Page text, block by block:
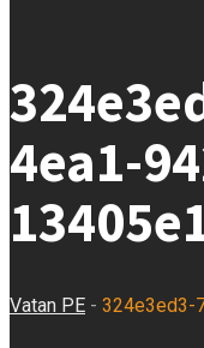
4ea1-
Vatan PE - 324e3ed3-